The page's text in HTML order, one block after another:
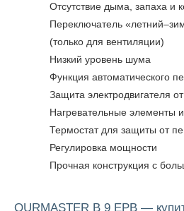
Отсутствие дыма, запаха и
Переключатель
(только для вентиляции)
Низкий уровень шума
Функция автоматического
Защита электродвигателя
Нагревательные элементы
Термостат для защиты от
Регулировка мощности
Прочная конструкция с
OURMASTER B 9 EPB —